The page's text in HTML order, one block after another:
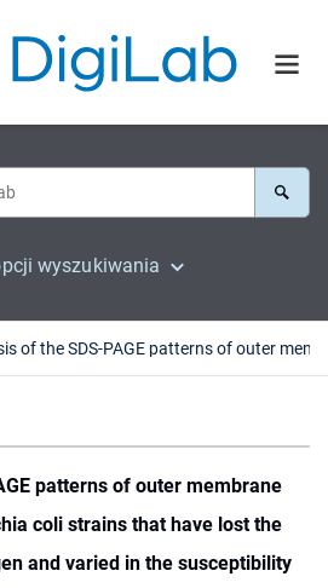
wyszukiwania
patterns of outer membrane
coli strains that have lost the
and varied in the susceptibility